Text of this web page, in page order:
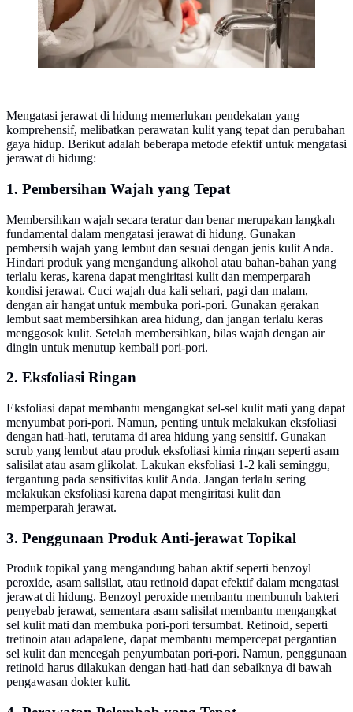
Mengatasi jerawat di hidung memerlukan pendekatan yang
komprehensif, melibatkan perawatan kulit yang tepat dan perubahan
gaya hidup. Berikut adalah beberapa metode efektif untuk mengatasi
jerawat di hidung:
1. Pembersihan Wajah yang Tepat
Membersihkan wajah secara teratur dan benar merupakan langkah
fundamental dalam mengatasi jerawat di hidung. Gunakan
pembersih wajah yang lembut dan sesuai dengan jenis kulit Anda.
Hindari produk yang mengandung alkohol atau bahan-bahan yang
terlalu keras, karena dapat mengiritasi kulit dan memperparah
kondisi jerawat. Cuci wajah dua kali sehari, pagi dan malam,
dengan air hangat untuk membuka pori-pori. Gunakan gerakan
lembut saat membersihkan area hidung, dan jangan terlalu keras
menggosok kulit. Setelah membersihkan, bilas wajah dengan air
dingin untuk menutup kembali pori-pori.
2. Eksfoliasi Ringan
Eksfoliasi dapat membantu mengangkat sel-sel kulit mati yang dapat
menyumbat pori-pori. Namun, penting untuk melakukan eksfoliasi
dengan hati-hati, terutama di area hidung yang sensitif. Gunakan
scrub yang lembut atau produk eksfoliasi kimia ringan seperti asam
salisilat atau asam glikolat. Lakukan eksfoliasi 1-2 kali seminggu,
tergantung pada sensitivitas kulit Anda. Jangan terlalu sering
melakukan eksfoliasi karena dapat mengiritasi kulit dan
memperparah jerawat.
3. Penggunaan Produk Anti-jerawat Topikal
Produk topikal yang mengandung bahan aktif seperti benzoyl
peroxide, asam salisilat, atau retinoid dapat efektif dalam mengatasi
jerawat di hidung. Benzoyl peroxide membantu membunuh bakteri
penyebab jerawat, sementara asam salisilat membantu mengangkat
sel kulit mati dan membuka pori-pori tersumbat. Retinoid, seperti
tretinoin atau adapalene, dapat membantu mempercepat pergantian
sel kulit dan mencegah penyumbatan pori-pori. Namun, penggunaan
retinoid harus dilakukan dengan hati-hati dan sebaiknya di bawah
pengawasan dokter kulit.